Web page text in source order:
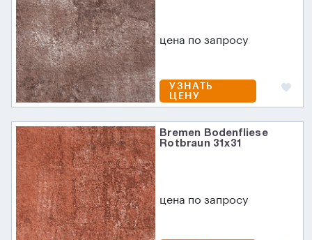
цена по запросу
УЗНАТЬ
ЦЕНУ
Bremen Bodenfliese
Rotbraun 31х31
цена по запросу